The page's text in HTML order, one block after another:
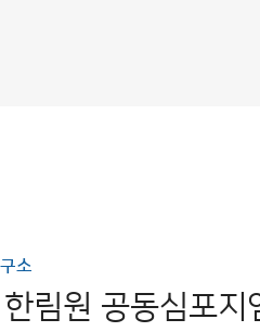
소
림원 공동심포지